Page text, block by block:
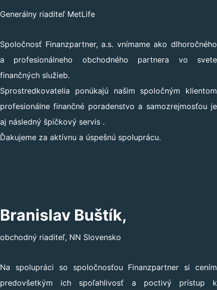
Generálny riaditeľ MetLife
Spoločnosť Finanzpartner, a.s. vnímame ako dlhoročného
a profesionálneho obchodného partnera vo svete
finančných služieb.
Sprostredkovatelia ponúkajú našim spoločným klientom
profesionálne finančné poradenstvo a samozrejmosťou je
aj následný špičkový servis .
Ďakujeme za aktívnu a úspešnú spoluprácu.
Branislav Buštík,
obchodný riaditeľ, NN Slovensko
Na spolupráci so spoločnosťou Finanzpartner si cením
predovšetkým ich spoľahlivosť a poctivý prístup k